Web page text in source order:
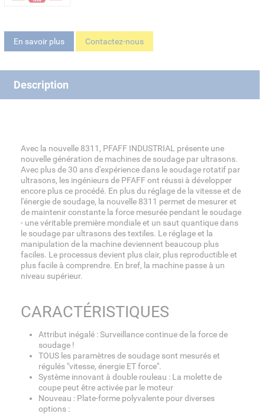
En savoir plus Contactez-nous
Description
Avec la nouvelle 8311, PFAFF INDUSTRIAL présente une
nouvelle génération de machines de soudage par ultrasons.
Avec plus de 30 ans d'expérience dans le soudage rotatif par
ultrasons, les ingénieurs de PFAFF ont réussi à développer
encore plus ce procédé. En plus du réglage de la vitesse et de
l'énergie de soudage, la nouvelle 8311 permet de mesurer et
de maintenir constante la force mesurée pendant le soudage
- une véritable première mondiale et un saut quantique dans
le soudage par ultrasons des textiles. Le réglage et la
manipulation de la machine deviennent beaucoup plus
faciles. Le processus devient plus clair, plus reproductible et
plus facile à comprendre. En bref, la machine passe à un
niveau supérieur.
CARACTÉRISTIQUES
Attribut inégalé : Surveillance continue de la force de
soudage !
TOUS les paramètres de soudage sont mesurés et
régulés "vitesse, énergie ET force".
Système innovant à double rouleau : La molette de
coupe peut être activée par le moteur
Nouveau : Plate-forme polyvalente pour diverses
options :